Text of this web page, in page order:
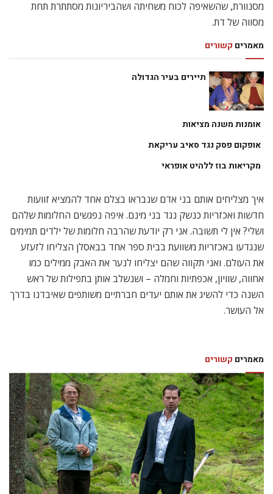
מסנוורת, שהשאיפה לכוח משחיתה ושהביריונות מסתתרת תחת
מסווה של דת.
מאמרים קשורים
תיירים בעיר הגדולה
אומנות משנה מציאות
אופקום פסק נגד סאיב עריקאת
מקריאות בוז ללהיט אופראי
איך מצליחים אותם בני אדם שנבראו בצלם אחד להמציא זוועות
חדשות ואכזריות כנשק נגד בני מינם. איפה נפגשים החלומות שלהם
ושלי? אין לי תשובה. אני רק יודעת שהרבה חלומות של ילדים תמימים
שנגדעו באכזריות משוועת בבית ספר אחד בבאסלן הצליחו לזעזע
את העולם. ואני תקווה שהם יצליחו לנער את האבק ממילים כמו
אחווה, שוויון, אכפתיות וחמלה – ושנשלב אותן בתפילות של ראש
השנה כדי להשיג את אותם יעדים חברתיים משותפים שאיבדנו בדרך
אל העושר.
מאמרים קשורים